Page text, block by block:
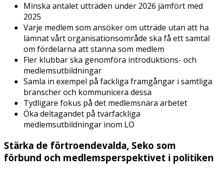
Minska antalet utträden under 2026 jämfört med
2025​
Varje medlem som ansöker om utträde utan att ha
lämnat vårt organisationsområde ska få ett samtal
om fördelarna att stanna som medlem​
Fler klubbar ska genomföra introduktions- och
medlems­utbildningar​
Samla in exempel på fackliga framgångar i samtliga
branscher och kommunicera dessa​
Tydligare fokus på det medlemsnära arbetet​
Öka deltagandet på tvärfackliga
medlemsutbildningar inom LO
Stärka de förtroendevalda, Seko som
förbund och medlemsperspektivet i politiken